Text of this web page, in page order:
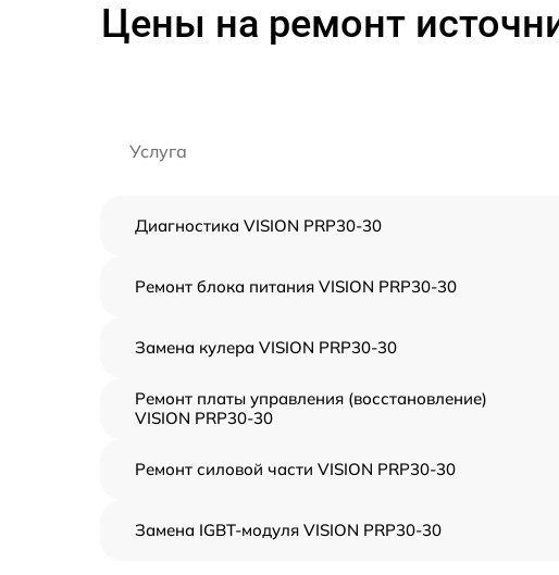
Цены на ремонт
Услуга
Диагностика VISION PRP30-30
Ремонт блока питания VISION PRP30-30
Замена кулера VISION PRP30-30
Ремонт платы управления (восстановление)
VISION PRP30-30
Ремонт силовой части VISION PRP30-30
Замена IGBT-модуля VISION PRP30-30